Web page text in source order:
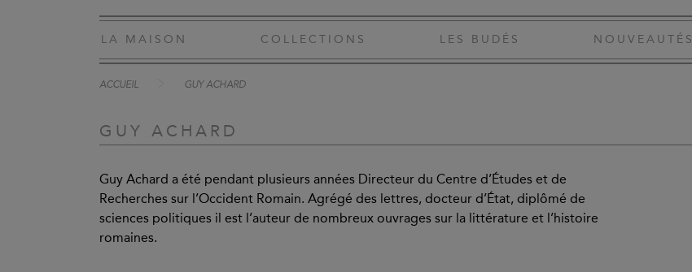
LA MAISON COLLECTIONS LES BUDÉS NOUVEAUTÉS
ACCUEIL GUY ACHARD
GUY ACHARD
Guy Achard a été pendant plusieurs années Directeur du Centre d’Études et de
Recherches sur l’Occident Romain. Agrégé des lettres, docteur d’État, diplômé de
sciences politiques il est l’auteur de nombreux ouvrages sur la littérature et l’histoire
romaines.